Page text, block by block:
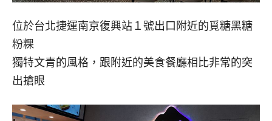
位於台北捷運南京復興站１號出口附近的覓糖黑糖
粉粿
獨特文青的風格，跟附近的美食餐廳相比非常的突
出搶眼